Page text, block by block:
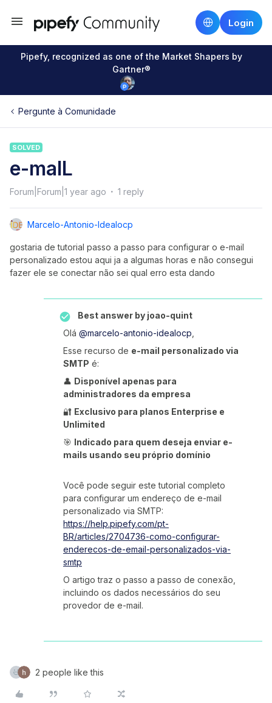
Login
Pipefy, recognized as one of the Market Shapers by
Gartner®
Pergunte à Comunidade
SOLVED
e-maIL
Forum|Forum|1 year ago 1 reply
Marcelo-Antonio-Idealocp
gostaria de tutorial passo a passo para configurar o e-mail
personalizado estou aqui ja a algumas horas e não consegui
fazer ele se conectar não sei qual erro esta dando
Best answer by joao-quint
Olá ​ @marcelo-antonio-idealocp
Esse recurso de e-mail personalizado via
SMTP é:
👤 Disponível apenas para
administradores da empresa
🔐 Exclusivo para planos Enterprise e
Unlimited
🎯 Indicado para quem deseja enviar e-
mails usando seu próprio domínio
Você pode seguir este tutorial completo
para configurar um endereço de e-mail
personalizado via SMTP:
https://help.pipefy.com/pt-
BR/articles/2704736-como-configurar-
enderecos-de-email-personalizados-via-
smtp
O artigo traz o passo a passo de conexão,
incluindo os dados necessários do seu
provedor de e-mail.
2 people like this